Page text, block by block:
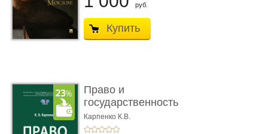
руб.
Купить
Право и
государственность
Древнего Двуречья. �
...
Карпенко К.В.